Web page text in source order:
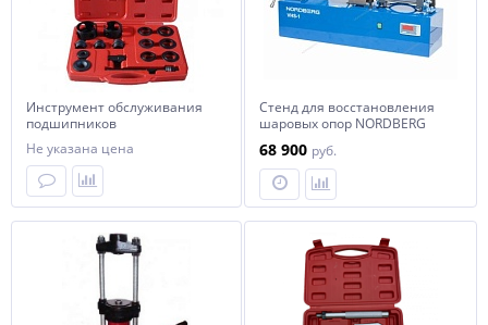
Инструмент обслуживания
подшипников
переднеприводных авто
MHR06018
Не указана цена
Стенд для восстановления
шаровых опор NORDBERG
68 900 руб.